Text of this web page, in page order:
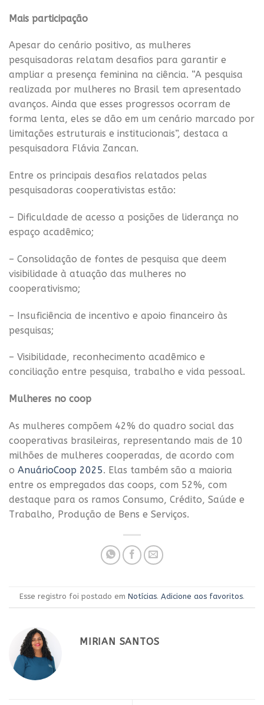
Mais participação
Apesar do cenário positivo, as mulheres
pesquisadoras relatam desafios para garantir e
ampliar a presença feminina na ciência. “A pesquisa
realizada por mulheres no Brasil tem apresentado
avanços. Ainda que esses progressos ocorram de
forma lenta, eles se dão em um cenário marcado por
limitações estruturais e institucionais”, destaca a
pesquisadora Flávia Zancan.
Entre os principais desafios relatados pelas
pesquisadoras cooperativistas estão:
– Dificuldade de acesso a posições de liderança no
espaço acadêmico;
– Consolidação de fontes de pesquisa que deem
visibilidade à atuação das mulheres no
cooperativismo;
– Insuficiência de incentivo e apoio financeiro às
pesquisas;
– Visibilidade, reconhecimento acadêmico e
conciliação entre pesquisa, trabalho e vida pessoal.
Mulheres no coop
As mulheres compõem 42% do quadro social das
cooperativas brasileiras, representando mais de 10
milhões de mulheres cooperadas, de acordo com
o AnuárioCoop 2025. Elas também são a maioria
entre os empregados das coops, com 52%, com
destaque para os ramos Consumo, Crédito, Saúde e
Trabalho, Produção de Bens e Serviços.
Esse registro foi postado em Notícias. Adicione aos favoritos.
MIRIAN SANTOS